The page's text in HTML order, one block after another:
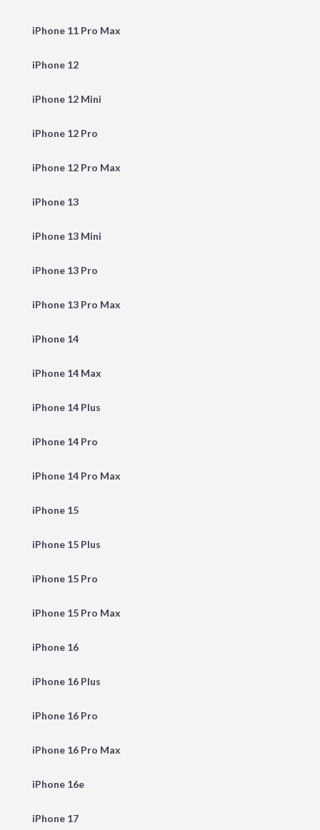
iPhone 11 Pro Max
iPhone 12
iPhone 12 Mini
iPhone 12 Pro
iPhone 12 Pro Max
iPhone 13
iPhone 13 Mini
iPhone 13 Pro
iPhone 13 Pro Max
iPhone 14
iPhone 14 Max
iPhone 14 Plus
iPhone 14 Pro
iPhone 14 Pro Max
iPhone 15
iPhone 15 Plus
iPhone 15 Pro
iPhone 15 Pro Max
iPhone 16
iPhone 16 Plus
iPhone 16 Pro
iPhone 16 Pro Max
iPhone 16e
iPhone 17